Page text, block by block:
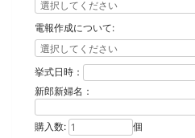
電報作成について:
挙式日時：
新郎新婦名：
購入数: 個